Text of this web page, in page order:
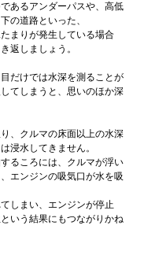
あるアンダーパスや、高低
の道路といった、
まりが発生している場合
返しましょう。
だけでは水深を測ることが
てしまうと、思いのほか深
、クルマの床面以上の水深
浸水してきません。
るころには、クルマが浮い
エンジンの吸気口が水を吸
しまい、エンジンが停止
いう結果にもつながりかね